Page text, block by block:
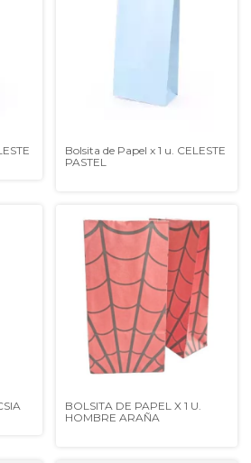
Bolsita de Papel x 1 u. CELESTE
PASTEL
BOLSITA DE PAPEL X 1 U.
HOMBRE ARAÑA